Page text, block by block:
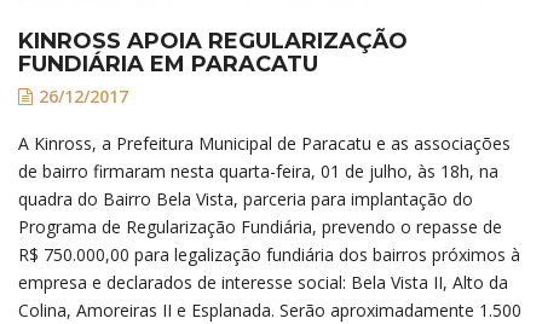
KINROSS APOIA REGULARIZAÇÃO
FUNDIÁRIA EM PARACATU
26/12/2017
A Kinross, a Prefeitura Municipal de Paracatu e as associações
de bairro firmaram nesta quarta-feira, 01 de julho, às 18h, na
quadra do Bairro Bela Vista, parceria para implantação do
Programa de Regularização Fundiária, prevendo o repasse de
R$ 750.000,00 para legalização fundiária dos bairros próximos à
empresa e declarados de interesse social: Bela Vista II, Alto da
Colina, Amoreiras II e Esplanada. Serão aproximadamente 1.500